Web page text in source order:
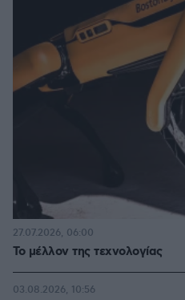
Το μέλλον της τεχνολογίας
27.07.2026, 06:00
03.08.2026, 10:56